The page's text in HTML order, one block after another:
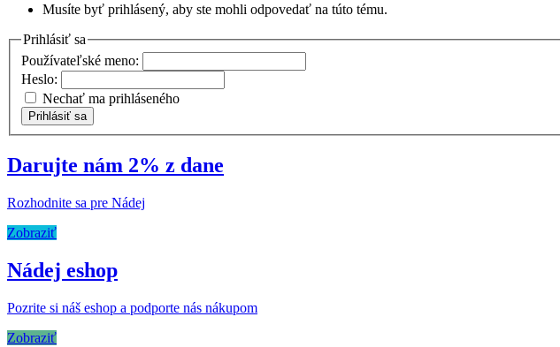
Musíte byť prihlásený, aby ste mohli odpovedať na túto tému.
Prihlásiť sa
Používateľské meno:
Heslo:
Nechať ma prihláseného
Prihlásiť sa
Darujte nám 2% z dane
Rozhodnite sa pre Nádej
Zobraziť
Nádej eshop
Pozrite si náš eshop a podporte nás nákupom
Zobraziť